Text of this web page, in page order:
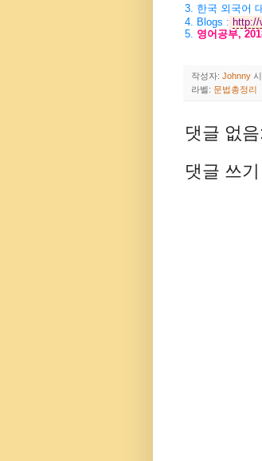
3. 한국 외국어
4. Blogs :
5. 영어공부,
작성자: Johnny
라벨: 문법총정리
댓글 없
댓글 쓰기